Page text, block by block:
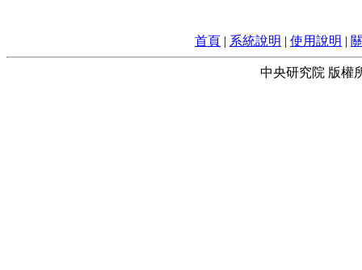
首頁 | 系統說明 | 使用說明 |
中央研究院 版權